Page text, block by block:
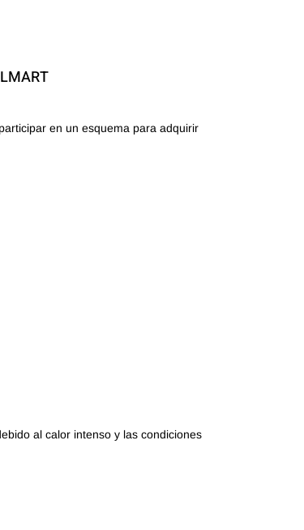
en un esquema para adquirir
al calor intenso y las condiciones